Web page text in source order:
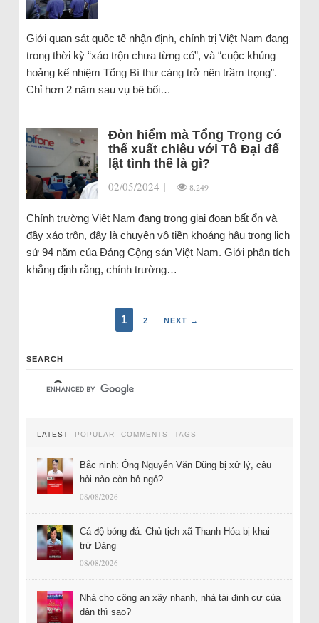
Giới quan sát quốc tế nhận định, chính trị Việt Nam đang
trong thời kỳ “xáo trộn chưa từng có”, và “cuộc khủng
hoảng kế nhiệm Tổng Bí thư càng trở nên trầm trọng”.
Chỉ hơn 2 năm sau vụ bê bối…
Đòn hiểm mà Tổng Trọng có
thể xuất chiêu với Tô Đại để
lật tình thế là gì?
02/05/2024 | | 8.249
Chính trường Việt Nam đang trong giai đoạn bất ổn và
đầy xáo trộn, đây là chuyện vô tiền khoáng hậu trong lịch
sử 94 năm của Đảng Cộng sản Việt Nam. Giới phân tích
khẳng định rằng, chính trường…
1 2 NEXT →
SEARCH
LATEST POPULAR COMMENTS TAGS
Bắc ninh: Ông Nguyễn Văn Dũng bị xử lý, câu
hỏi nào còn bỏ ngỏ?
08/08/2026
Cá độ bóng đá: Chủ tịch xã Thanh Hóa bị khai
trừ Đảng
08/08/2026
Nhà cho công an xây nhanh, nhà tái định cư của
dân thì sao?